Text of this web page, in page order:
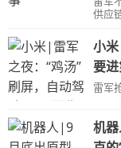
供应
小
要
雷军
机